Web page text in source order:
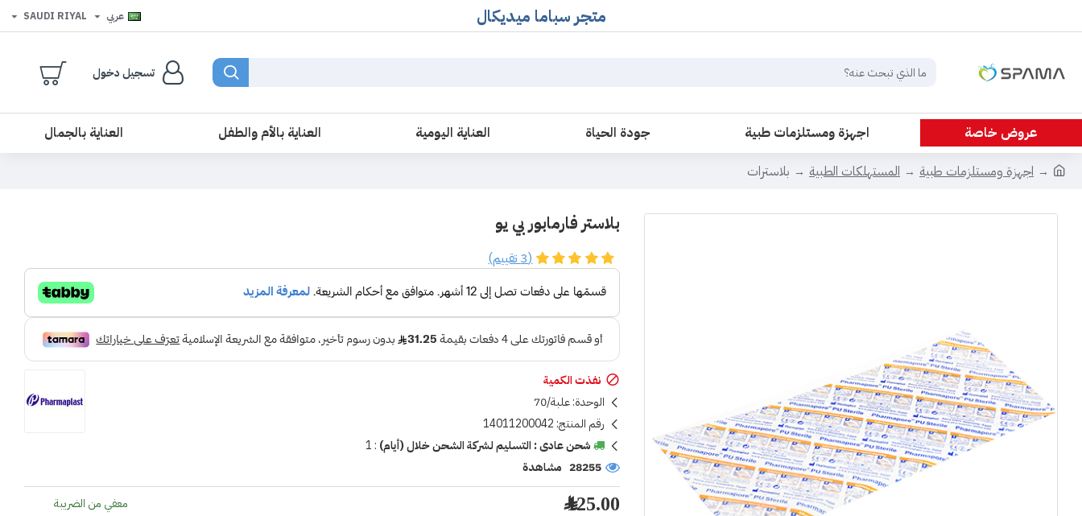
متجر سباما ميديكال عربي SAUDI RIYAL
تسجيل دخول
عروض خاصة اجهزة ومستلزمات طبية جودة الحياة العناية اليومية العناية بالأم والطفل
العناية بالجمال
اجهزة ومستلزمات طبية
المستهلكات الطبية بلاسترات
بلاستر فارمابور بي يو
نفذت الكمية
الوحدة:علبة/70
رقم المنتج: 14011200042
شحن عادى : التسليم لشركة الشحن خلال (أيام) :
1
28255 مشاهدة
(3 تقييم)
125.00 ﷼ معفي من الضريبة